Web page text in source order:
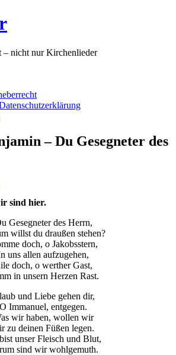
– nicht nur Kirchenlieder
– Du Gesegneter des
sind hier.
Gesegneter des Herrn,
willst du draußen stehen?
doch, o Jakobsstern,
uns allen aufzugehen,
doch, o werther Gast,
in unsern Herzen Rast.
und Liebe gehen dir,
O Immanuel, entgegen.
wir haben, wollen wir
zu deinen Füßen legen.
unser Fleisch und Blut,
sind wir wohlgemuth.